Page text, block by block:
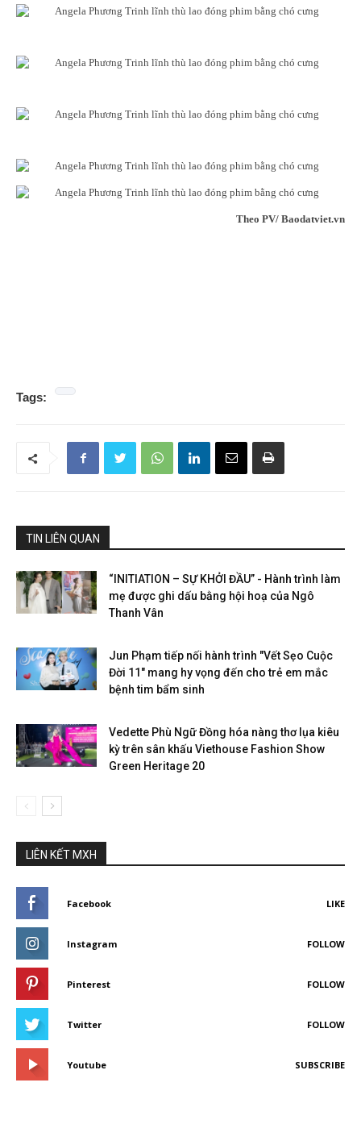
Theo PV/ Baodatviet.vn
Tags:
TIN LIÊN QUAN
“INITIATION – SỰ KHỞI ĐẦU” - Hành trình làm
mẹ được ghi dấu bằng hội hoạ của Ngô
Thanh Vân
Jun Phạm tiếp nối hành trình "Vết Sẹo Cuộc
Đời 11" mang hy vọng đến cho trẻ em mắc
bệnh tim bẩm sinh
Vedette Phù Ngữ Đồng hóa nàng thơ lụa kiêu
kỳ trên sân khấu Viethouse Fashion Show
Green Heritage 20
LIÊN KẾT MXH
Facebook LIKE
Instagram FOLLOW
Pinterest FOLLOW
Twitter FOLLOW
Youtube SUBSCRIBE